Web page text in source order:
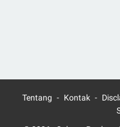
Tentang Kontak